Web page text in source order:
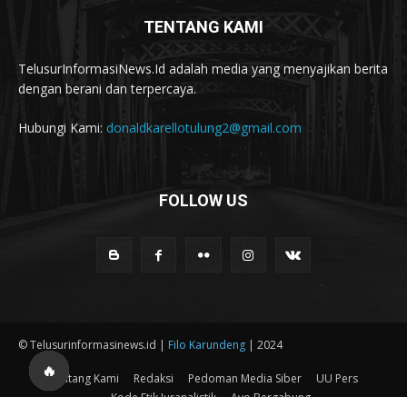
🔥
TENTANG KAMI
TelusurInformasiNews.Id adalah media yang menyajikan berita
dengan berani dan terpercaya.
Hubungi Kami: donaldkarellotulung2@gmail.com
FOLLOW US
© Telusurinformasinews.id | Filo Karundeng | 2024
Tentang Kami Redaksi Pedoman Media Siber
UU Pers